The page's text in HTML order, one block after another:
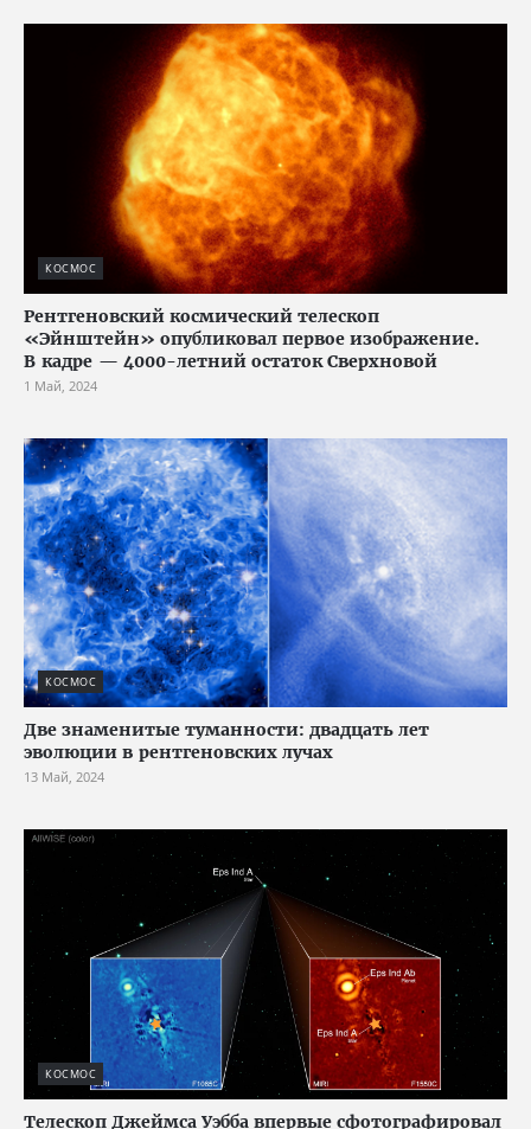
КОСМОС
Рентгеновский космический телескоп
«Эйнштейн» опубликовал первое изображение.
В кадре — 4000-летний остаток Сверхновой
1 Май, 2024
КОСМОС
Две знаменитые туманности: двадцать лет
эволюции в рентгеновских лучах
13 Май, 2024
КОСМОС
Телескоп Джеймса Уэбба впервые сфотографировал